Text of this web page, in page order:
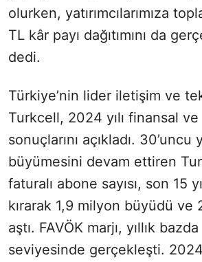
olurken, yatırımcılarımıza
TL kâr payı dağıtımını da
dedi.
Türkiye’nin lider iletişim ve
Turkcell, 2024 yılı finansal
sonuçlarını açıkladı. 30’uncu
büyümesini devam ettiren
faturalı abone sayısı, son 15
kırarak 1,9 milyon büyüdü ve
aştı. FAVÖK marjı, yıllık
seviyesinde gerçekleşti. 2024